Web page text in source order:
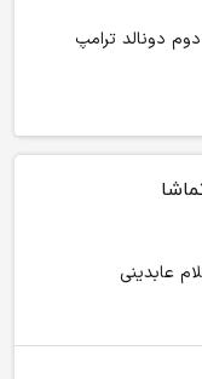
دوم دونالد ترامپ
عابدینی